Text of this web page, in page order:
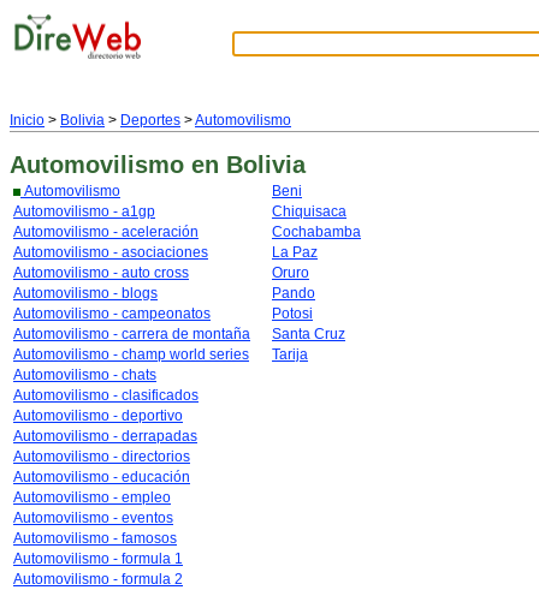
Inicio > Bolivia > Deportes >Automovilismo
Automovilismo en Bolivia
Automovilismo
Automovilismo - a1gp
Automovilismo - aceleración
Automovilismo - asociaciones
Automovilismo - auto cross
Automovilismo - blogs
Automovilismo - campeonatos
Automovilismo - carrera de montaña
Automovilismo - champ world series
Automovilismo - chats
Automovilismo - clasificados
Automovilismo - deportivo
Automovilismo - derrapadas
Automovilismo - directorios
Automovilismo - educación
Automovilismo - empleo
Automovilismo - eventos
Automovilismo - famosos
Automovilismo - formula 1
Automovilismo - formula 2
Beni
Chiquisaca
Cochabamba
La Paz
Oruro
Pando
Potosi
Santa Cruz
Tarija